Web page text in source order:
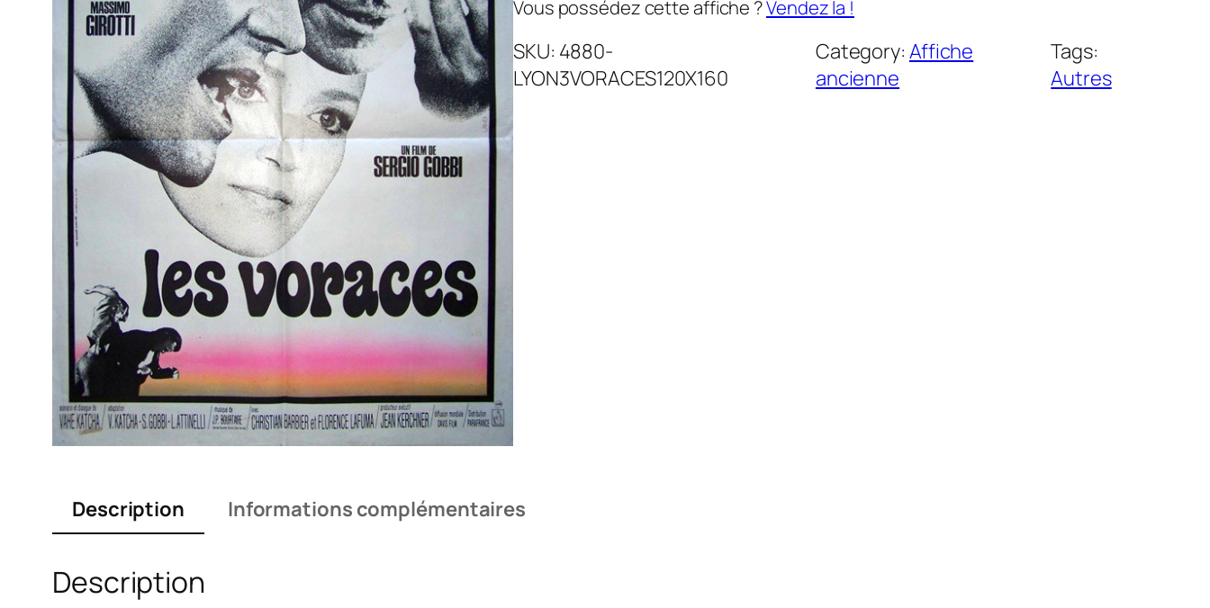
Vous possédez cette affiche ?Vendez la !
SKU: 4880-
LYON3VORACES120X160
Category: Affiche
ancienne
Tags:
Autres
Description Informations complémentaires
Description